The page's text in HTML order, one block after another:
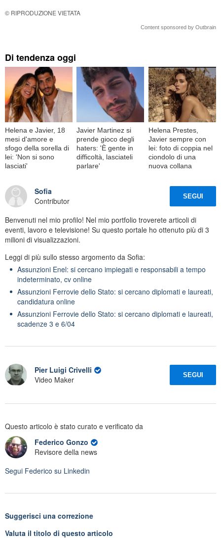
© RIPRODUZIONE VIETATA
Content sponsored by Outbrain
Di tendenza oggi
Helena e Javier, 18
mesi d'amore e
sfogo della sorella di
lei: 'Non si sono
lasciati'
Javier Martinez si
prende gioco degli
haters: 'È gente in
difficoltà, lasciateli
parlare'
Helena Prestes,
Javier sempre con
lei: foto di coppia nel
ciondolo di una
nuova collana
Sofia
Contributor
SEGUI
Benvenuti nel mio profilo! Nel mio portfolio troverete articoli di
eventi, lavoro e televisione! Su questo portale ho ottenuto più di 3
milioni di visualizzazioni.
Leggi di più sullo stesso argomento da Sofia:
Assunzioni Enel: si cercano impiegati e responsabili a tempo
indeterminato, cv online
Assunzioni Ferrovie dello Stato: si cercano diplomati e laureati,
candidatura online
Assunzioni Ferrovie dello Stato: si cercano diplomati e laureati,
scadenze 3 e 6/04
Pier Luigi Crivelli
Video Maker
SEGUI
Questo articolo è stato curato e verificato da
Federico Gonzo
Revisore della news
Segui Federico su Linkedin
Suggerisci una correzione
Valuta il titolo di questo articolo